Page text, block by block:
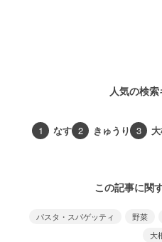
人気の検
1 なす 2 きゅうり 3
この記事に関
パスタ・スパゲッティ 野菜
大